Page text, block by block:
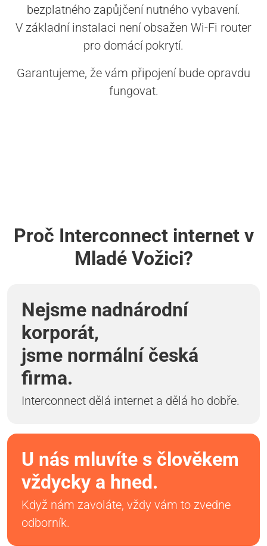
bezplatného zapůjčení nutného vybavení.
V základní instalaci není obsažen Wi-Fi router
pro domácí pokrytí.
Garantujeme, že vám připojení bude opravdu
fungovat.
Proč Interconnect internet v
Mladé Vožici?
Nejsme nadnárodní
korporát,
jsme normální česká
firma.
Interconnect dělá internet a dělá ho dobře.
U nás mluvíte s člověkem
vždycky a hned.
Když nám zavoláte, vždy vám to zvedne
odborník.